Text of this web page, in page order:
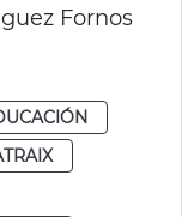
Fornos